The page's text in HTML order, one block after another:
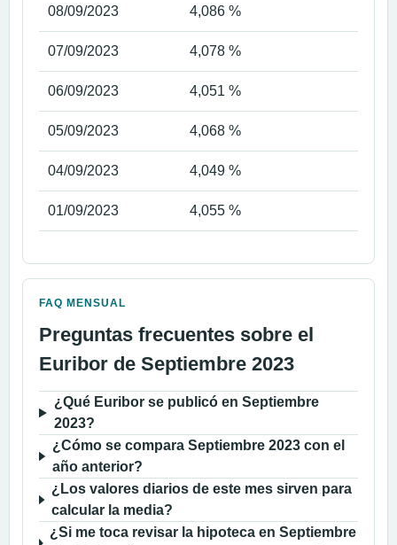
08/09/2023 4,086 %
07/09/2023 4,078 %
06/09/2023 4,051 %
05/09/2023 4,068 %
04/09/2023 4,049 %
01/09/2023 4,055 %
FAQ MENSUAL
Preguntas frecuentes sobre el
Euribor de Septiembre 2023
¿Qué Euribor se publicó en Septiembre
2023?
¿Cómo se compara Septiembre 2023 con el
año anterior?
¿Los valores diarios de este mes sirven para
calcular la media?
¿Si me toca revisar la hipoteca en Septiembre